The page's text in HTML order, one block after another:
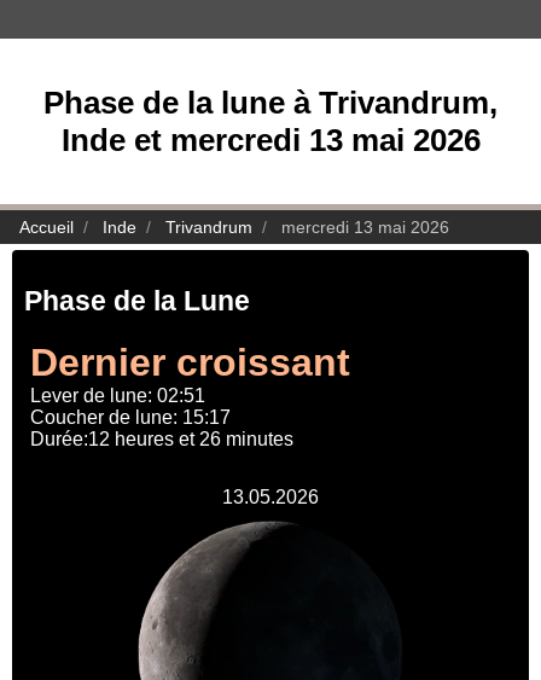
Phase de la lune à Trivandrum,
Inde et mercredi 13 mai 2026
Accueil Inde Trivandrum mercredi 13 mai 2026
Phase de la Lune
Dernier croissant
Lever de lune: 02:51
Coucher de lune: 15:17
Durée:12 heures et 26 minutes
13.05.2026